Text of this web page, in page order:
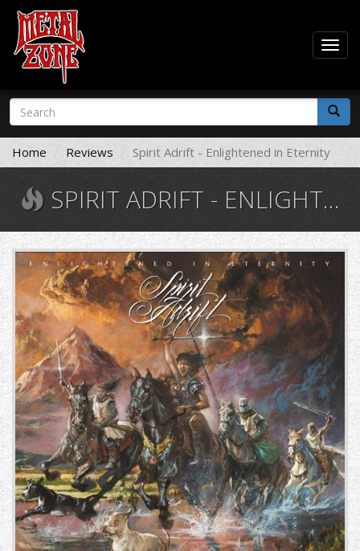
Skip
main
content
Search
form
Search
Home Reviews Spirit Adrift - Enlightened in Eternity
SPIRIT ADRIFT - ENLIGHTENED IN ETERNITY
872598.jpg